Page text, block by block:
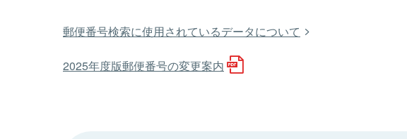
郵便番号検索に使用されているデータについて
2025年度版郵便番号の変更案内